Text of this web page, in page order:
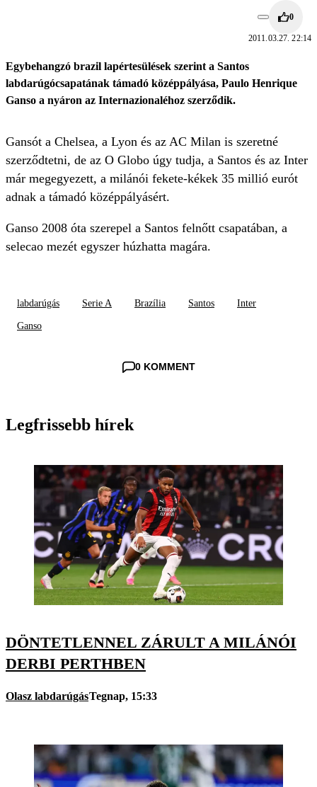
0
2011.03.27. 22:14
Egybehangzó brazil lapértesülések szerint a Santos
labdarúgócsapatának támadó középpályása, Paulo Henrique
Ganso a nyáron az Internazionaléhoz szerződik.
Gansót a Chelsea, a Lyon és az AC Milan is szeretné
szerződtetni, de az O Globo úgy tudja, a Santos és az Inter
már megegyezett, a milánói fekete-kékek 35 millió eurót
adnak a támadó középpályásért.
Ganso 2008 óta szerepel a Santos felnőtt csapatában, a
selecao mezét egyszer húzhatta magára.
labdarúgás Serie A Brazília Santos Inter
Ganso
0 KOMMENT
Legfrissebb hírek
DÖNTETLENNEL ZÁRULT A MILÁNÓI
DERBI PERTHBEN
Olasz labdarúgásTegnap, 15:33